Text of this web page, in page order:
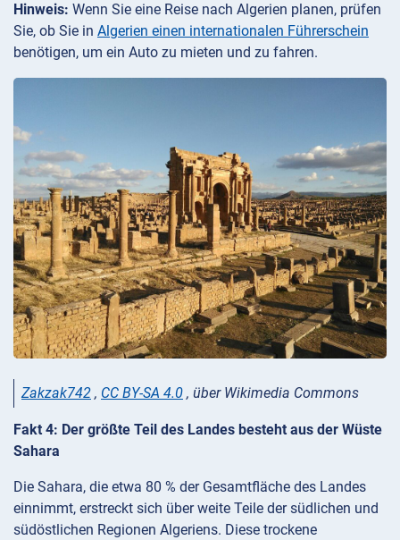
Hinweis: Wenn Sie eine Reise nach Algerien planen, prüfen
Sie, ob Sie in Algerien einen internationalen Führerschein
benötigen, um ein Auto zu mieten und zu fahren.
Zakzak742 , CC BY-SA 4.0 , über Wikimedia Commons
Fakt 4: Der größte Teil des Landes besteht aus der Wüste
Sahara
Die Sahara, die etwa 80 % der Gesamtfläche des Landes
einnimmt, erstreckt sich über weite Teile der südlichen und
südöstlichen Regionen Algeriens. Diese trockene